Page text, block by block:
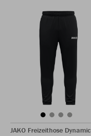
JAKO Freizeithose Dynamic